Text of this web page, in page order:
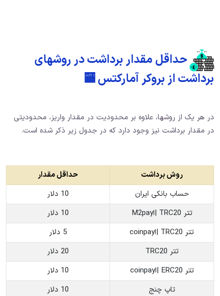
حداقل مقدار برداشت در روشهای
برداشت از بروکر آمارکتس 🏧
در هر یک از روشها، علاوه بر محدودیت در مقدار واریز، محدودیتی
در مقدار برداشت نیز وجود دارد که در جدول زیر ذکر شده است.
روش برداشت
حداقل مقدار
حساب بانکی ایران
10 دلار
تتر TRC20 |اM2pay
10 دلار
تتر TRC20 |اcoinpay
5 دلار
تتر TRC20
20 دلار
تتر ERC20 |اcoinpay
10 دلار
تاپ چنج
10 دلار